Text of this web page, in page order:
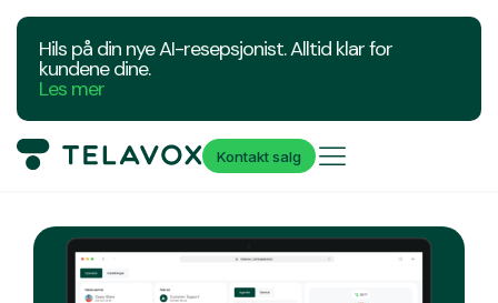
Hils på din nye AI-resepsjonist. Alltid klar for
kundene dine.
Les mer
Kontakt salg